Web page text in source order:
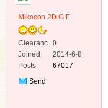
Mikocon 2D.G.F
Clearanc
e
0
Joined
2014-6-8
Posts
67017
Send